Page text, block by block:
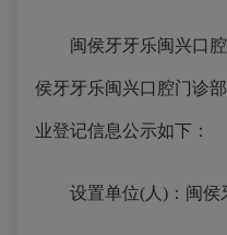
闽侯牙牙乐闽兴口
侯牙牙乐闽兴口腔门诊
业登记信息公示如下：
设置单位(人)：闽侯